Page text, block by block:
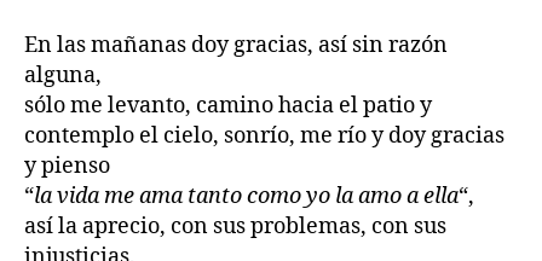
En las mañanas doy gracias, así sin razón
alguna,
sólo me levanto, camino hacia el patio y
contemplo el cielo, sonrío, me río y doy gracias
y pienso
“la vida me ama tanto como yo la amo a ella“,
así la aprecio, con sus problemas, con sus